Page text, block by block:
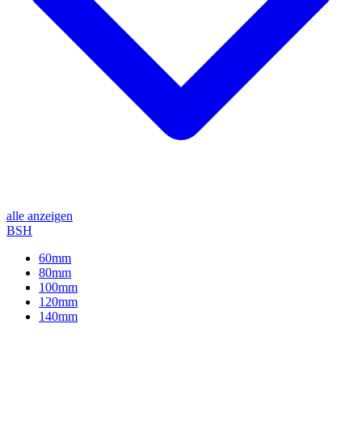
alle anzeigen
BSH
60mm
80mm
100mm
120mm
140mm